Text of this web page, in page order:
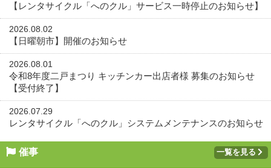
【レンタサイクル「へのクル」サービス一時停止のお知らせ】
2026.08.02
【日曜朝市】開催のお知らせ
2026.08.01
令和8年度二戸まつり キッチンカー出店者様 募集のお知らせ
【受付終了】
2026.07.29
レンタサイクル「へのクル」システムメンテナンスのお知らせ
催事 一覧を見る